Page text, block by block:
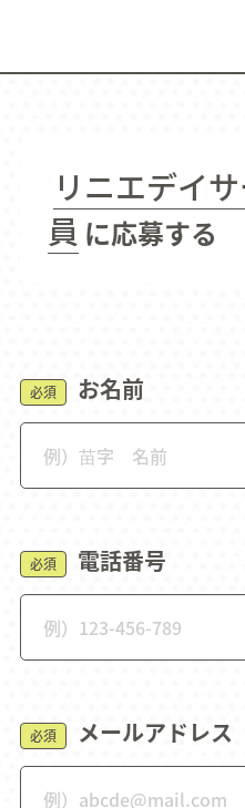
07.
よくあるご質問
リニエデイ
員 に応募する
必須 お名前
必須 電話番号
必須 メールアドレス